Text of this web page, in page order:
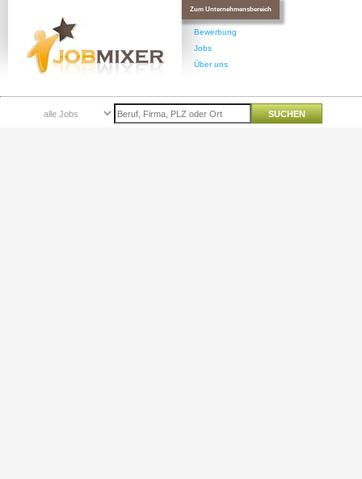
Zum Unternehmensbereich
Bewerbung
Jobs
Über uns